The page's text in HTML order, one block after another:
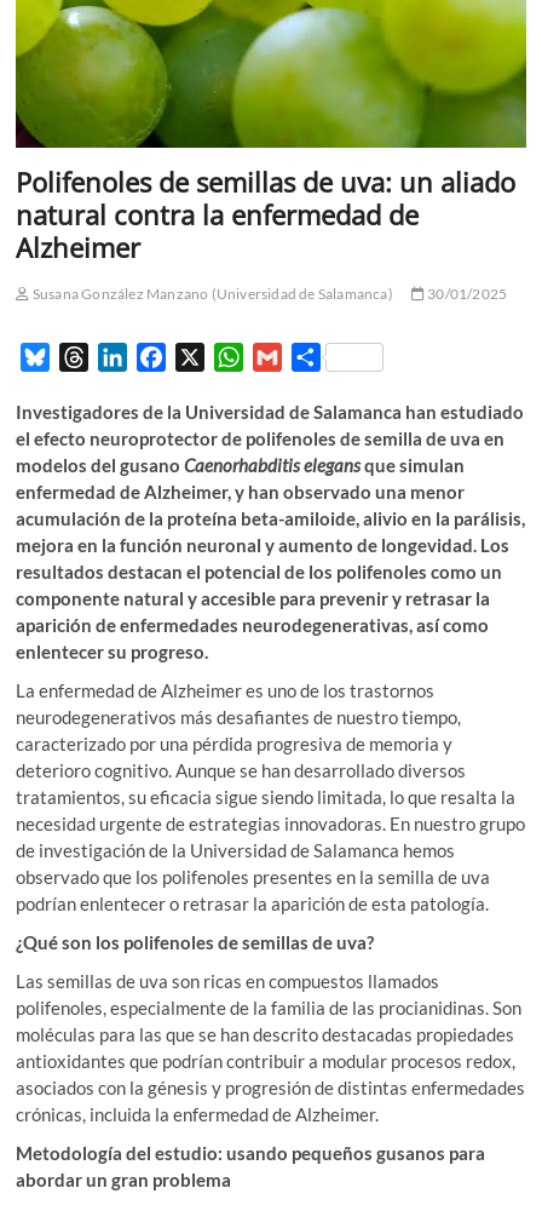
Polifenoles de semillas de uva: un aliado
natural contra la enfermedad de
Alzheimer
Susana González Manzano (Universidad de Salamanca) 30/01/2025
u
e
s
k
y
r
e
a
d
s
n
k
e
d
I
n
c
e
b
o
o
k
W
a
t
s
A
p
p
G
a
i
l
C
m
p
a
r
t
i
Investigadores de la Universidad de Salamanca han estudiado
el efecto neuroprotector de polifenoles de semilla de uva en
modelos del gusanoCaenorhabditis elegansque simulan
enfermedad de Alzheimer, y han observado una menor
acumulación de la proteína beta-amiloide, alivio en la parálisis,
mejora en la función neuronal y aumento de longevidad. Los
resultados destacan el potencial de los polifenoles como un
componente natural y accesible para prevenir y retrasar la
aparición de enfermedades neurodegenerativas, así como
enlentecer su progreso.
La enfermedad de Alzheimer es uno de los trastornos
neurodegenerativos más desafiantes de nuestro tiempo,
caracterizado por una pérdida progresiva de memoria y
deterioro cognitivo. Aunque se han desarrollado diversos
tratamientos, su eficacia sigue siendo limitada, lo que resalta la
necesidad urgente de estrategias innovadoras. En nuestro grupo
de investigación de la Universidad de Salamanca hemos
observado que los polifenoles presentes en la semilla de uva
podrían enlentecer o retrasar la aparición de esta patología.
¿Qué son los polifenoles de semillas de uva?
Las semillas de uva son ricas en compuestos llamados
polifenoles, especialmente de la familia de las procianidinas. Son
moléculas para las que se han descrito destacadas propiedades
antioxidantes que podrían contribuir a modular procesos redox,
asociados con la génesis y progresión de distintas enfermedades
crónicas, incluida la enfermedad de Alzheimer.
Metodología del estudio: usando pequeños gusanos para
abordar un gran problema